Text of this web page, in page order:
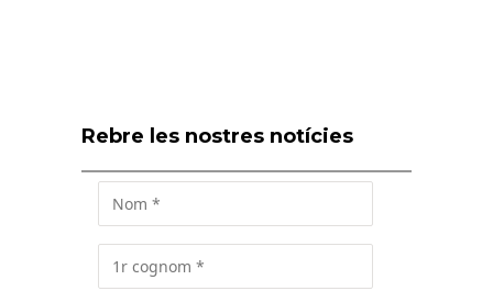
Rebre les nostres notícies